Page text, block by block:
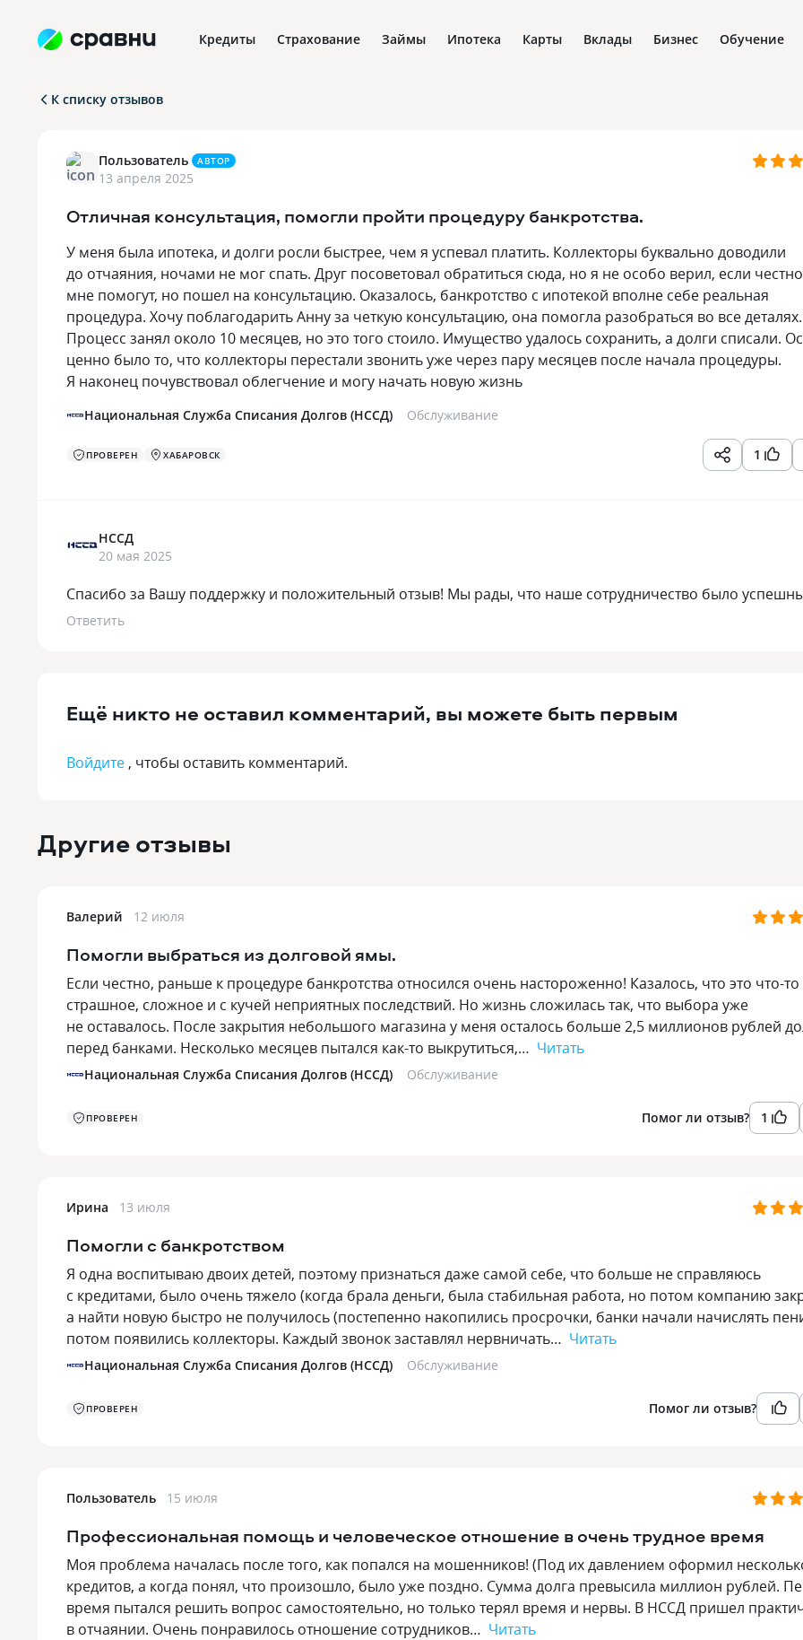
Кредиты Страхование Займы Ипотека Карты Вклады Бизнес Обучение
К списку отзывов
Пользователь АВТОР
13 апреля 2025
Отличная консультация, помогли пройти процедуру банкротства.
У меня была ипотека, и долги росли быстрее, чем я успевал платить. Коллекторы буквально доводили
до отчаяния, ночами не мог спать. Друг посоветовал обратиться сюда, но я не особо верил, если
мне помогут, но пошел на консультацию. Оказалось, банкротство с ипотекой вполне себе реальная
процедура. Хочу поблагодарить Анну за четкую консультацию, она помогла разобраться во все деталях.
Процесс занял около 10 месяцев, но это того стоило. Имущество удалось сохранить, а долги списали.
ценно было то, что коллекторы перестали звонить уже через пару месяцев после начала процедуры.
Я наконец почувствовал облегчение и могу начать новую жизнь
Национальная Служба Списания Долгов (НССД) Обслуживание
ПРОВЕРЕН ХАБАРОВСК 1
НССД
20 мая 2025
Спасибо за Вашу поддержку и положительный отзыв! Мы рады, что наше сотрудничество было
Ответить
Ещё никто не оставил комментарий, вы можете быть первым
Войдите , чтобы оставить комментарий.
Другие отзывы
Валерий 12 июля
Помогли выбраться из долговой ямы.
Если честно, раньше к процедуре банкротства относился очень настороженно! Казалось, что это что-то
страшное, сложное и с кучей неприятных последствий. Но жизнь сложилась так, что выбора уже
не оставалось. После закрытия небольшого магазина у меня осталось больше 2,5 миллионов рублей
перед банками. Несколько месяцев пытался как-то выкрутиться,… Читать
Национальная Служба Списания Долгов (НССД) Обслуживание
ПРОВЕРЕН Помог ли отзыв? 1
Ирина 13 июля
Помогли с банкротством
Я одна воспитываю двоих детей, поэтому признаться даже самой себе, что больше не справляюсь
с кредитами, было очень тяжело (когда брала деньги, была стабильная работа, но потом компанию
а найти новую быстро не получилось (постепенно накопились просрочки, банки начали начислять
потом появились коллекторы. Каждый звонок заставлял нервничать… Читать
Национальная Служба Списания Долгов (НССД) Обслуживание
ПРОВЕРЕН Помог ли отзыв?
Пользователь 15 июля
Профессиональная помощь и человеческое отношение в очень трудное время
Моя проблема началась после того, как попался на мошенников! (Под их давлением оформил
кредитов, а когда понял, что произошло, было уже поздно. Сумма долга превысила миллион рублей.
время пытался решить вопрос самостоятельно, но только терял время и нервы. В НССД пришел
в отчаянии. Очень понравилось отношение сотрудников… Читать